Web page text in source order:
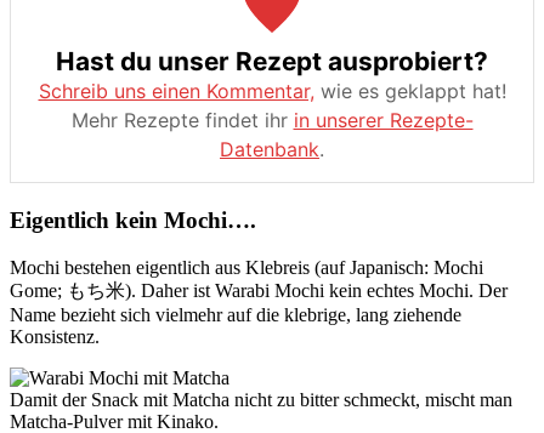
Hast du unser Rezept ausprobiert?
Schreib uns einen Kommentar, wie es geklappt hat!
Mehr Rezepte findet ihr in unserer Rezepte-
Datenbank.
Eigentlich kein Mochi….
Mochi bestehen eigentlich aus Klebreis (auf Japanisch: Mochi
Gome; もち米). Daher ist Warabi Mochi kein echtes Mochi. Der
Name bezieht sich vielmehr auf die klebrige, lang ziehende
Konsistenz.
Damit der Snack mit Matcha nicht zu bitter schmeckt, mischt man
Matcha-Pulver mit Kinako.